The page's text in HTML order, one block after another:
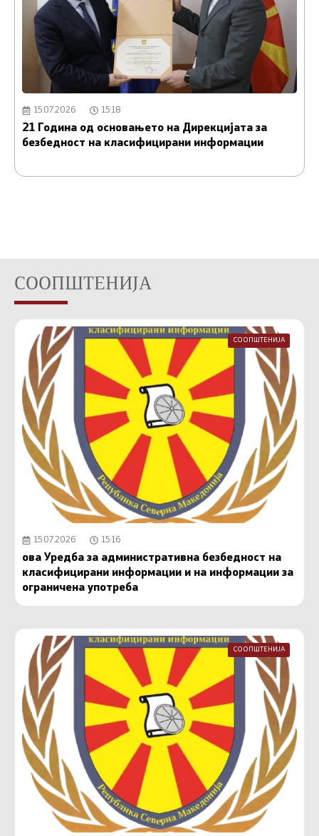
15.07.2026 15:18
21 Година од основањето на Дирекцијата за
безбедност на класифицирани информации
СООПШТЕНИЈА
СООПШТЕНИЈА
15.07.2026 15:16
ова Уредба за административна безбедност на
класифицирани информации и на информации за
ограничена употреба
СООПШТЕНИЈА